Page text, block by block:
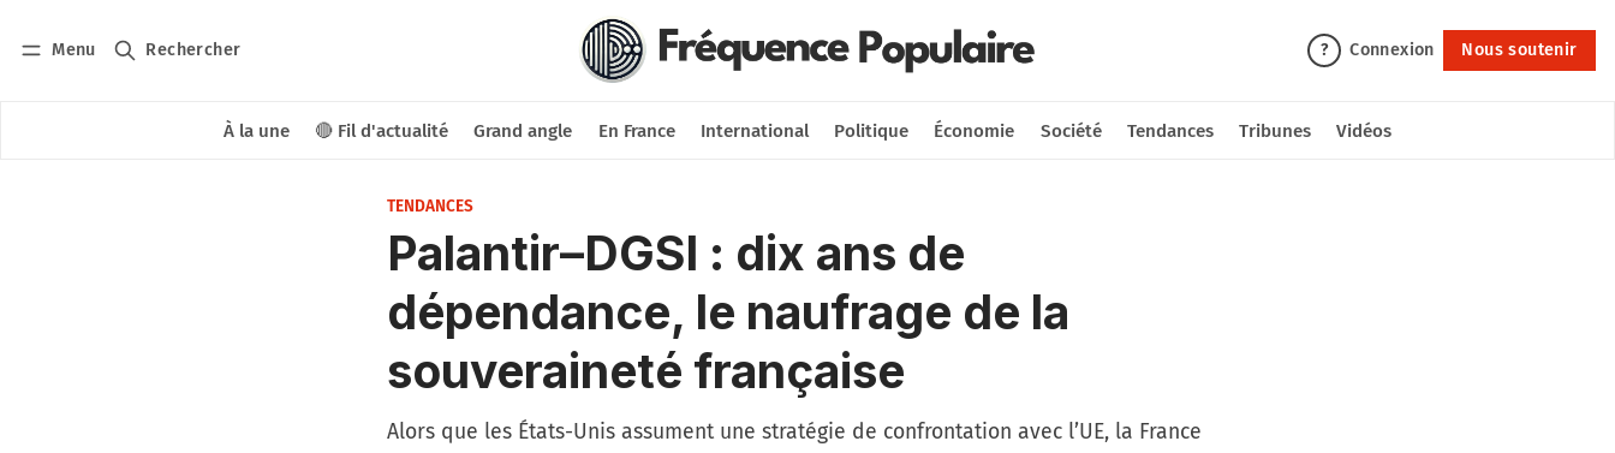
Menu Rechercher ? Connexion Nous soutenir
À la une 🔴 Fil d'actualité Grand angle En France International Politique Économie Société Tendances Tribunes Vidéos
Nous soutenir
TENDANCES
Palantir–DGSI : dix ans de
dépendance, le naufrage de la
souveraineté française
Alors que les États-Unis assument une stratégie de confrontation avec l’UE, la France